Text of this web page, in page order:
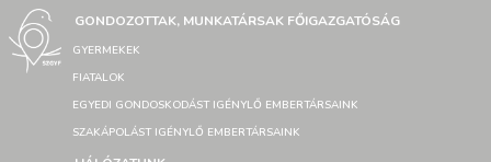
GONDOZOTTAK, MUNKATÁRSAK FŐIGAZGATÓSÁG
GYERMEKEK
FIATALOK
EGYEDI GONDOSKODÁST IGÉNYLŐ EMBERTÁRSAINK
SZAKÁPOLÁST IGÉNYLŐ EMBERTÁRSAINK